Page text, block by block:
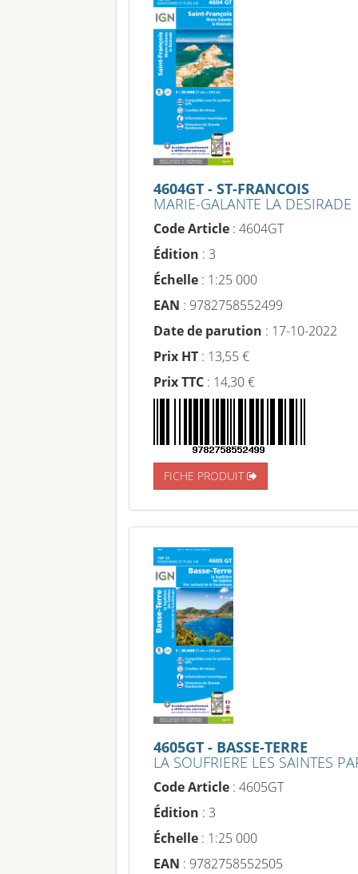
4604GT - ST-FRANCOIS
MARIE-GALANTE LA DESIRADE
Code Article : 4604GT
Édition : 3
Échelle : 1:25 000
EAN : 9782758552499
Date de parution : 17-10-2022
Prix HT : 13,55 €
Prix TTC : 14,30 €
FICHE PRODUIT
4605GT - BASSE-TERRE
LA SOUFRIERE LES SAINTES
Code Article : 4605GT
Édition : 3
Échelle : 1:25 000
EAN : 9782758552505